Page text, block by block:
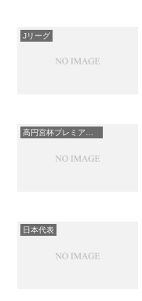
Jリーグ
高円宮杯プレミアリーグ
日本代表